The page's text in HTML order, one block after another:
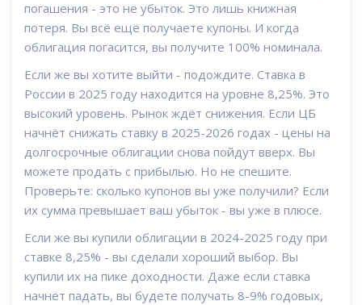
погашения - это не убыток. Это лишь книжная
потеря. Вы всё ещё получаете купоны. И когда
облигация погасится, вы получите 100% номинала.
Если же вы хотите выйти - подождите. Ставка в
России в 2025 году находится на уровне 8,25%. Это
высокий уровень. Рынок ждёт снижения. Если ЦБ
начнёт снижать ставку в 2025-2026 годах - цены на
долгосрочные облигации снова пойдут вверх. Вы
можете продать с прибылью. Но не спешите.
Проверьте: сколько купонов вы уже получили? Если
их сумма превышает ваш убыток - вы уже в плюсе.
Если же вы купили облигации в 2024-2025 году при
ставке 8,25% - вы сделали хороший выбор. Вы
купили их на пике доходности. Даже если ставка
начнёт падать, вы будете получать 8-9% годовых,